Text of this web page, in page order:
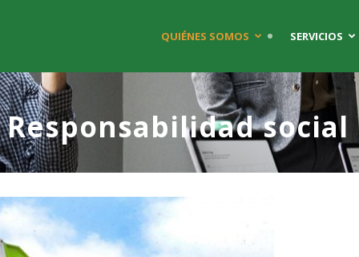
QUIÉNES SOMOS SERVICIOS
Responsabilidad social